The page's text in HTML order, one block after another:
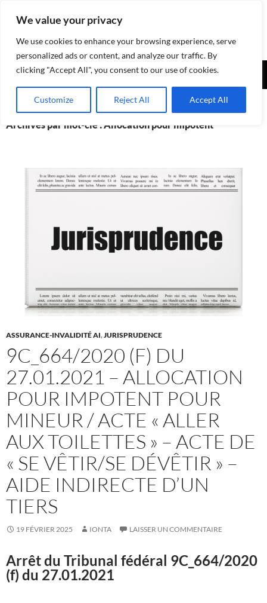
We value your privacy
We use cookies to enhance your browsing experience, serve
personalized ads or content, and analyze our traffic. By
clicking "Accept All", you consent to our use of cookies.
Customize Reject All Accept All
Assurances-sociales.info
Recherche
Archives par mot-clé : Allocation pour impotent
ASSURANCE-INVALIDITÉ AI,JURISPRUDENCE
9C_664/2020 (F) DU
27.01.2021 – ALLOCATION
POUR IMPOTENT POUR
MINEUR / ACTE « ALLER
AUX TOILETTES » – ACTE DE
« SE VÊTIR/SE DÉVÊTIR » –
AIDE INDIRECTE D’UN
TIERS
19 FÉVRIER 2025 IONTA LAISSER UN COMMENTAIRE
Arrêt du Tribunal fédéral 9C_664/2020
(f) du 27.01.2021